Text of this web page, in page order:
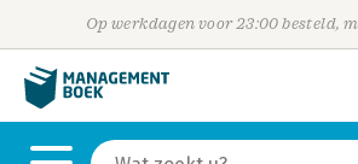
Op werkdagen voor 23:00 besteld,